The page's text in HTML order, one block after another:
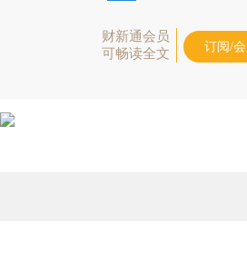
财新通会员
可畅读全文
订阅/